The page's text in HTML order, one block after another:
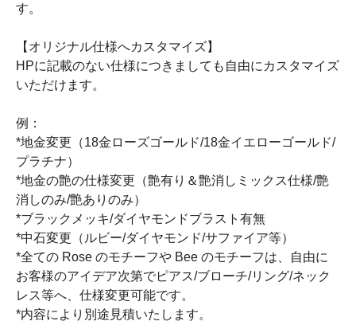
す。
【オリジナル仕様へカスタマイズ】
HPに記載のない仕様につきましても自由にカスタマイズ
いただけます。
例：
*地金変更（18金ローズゴールド/18金イエローゴールド/
プラチナ）
*地金の艶の仕様変更（艶有り＆艶消しミックス仕様/艶
消しのみ/艶ありのみ）
*ブラックメッキ/ダイヤモンドブラスト有無
*中石変更（ルビー/ダイヤモンド/サファイア等）
*全ての Rose のモチーフや Bee のモチーフは、自由に
お客様のアイデア次第でピアス/ブローチ/リング/ネック
レス等へ、仕様変更可能です。
*内容により別途見積いたします。